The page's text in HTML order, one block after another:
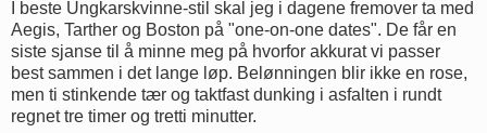
I beste Ungkarskvinne-stil skal jeg i dagene fremover ta med
Aegis, Tarther og Boston på "one-on-one dates". De får en
siste sjanse til å minne meg på hvorfor akkurat vi passer
best sammen i det lange løp. Belønningen blir ikke en rose,
men ti stinkende tær og taktfast dunking i asfalten i rundt
regnet tre timer og tretti minutter.